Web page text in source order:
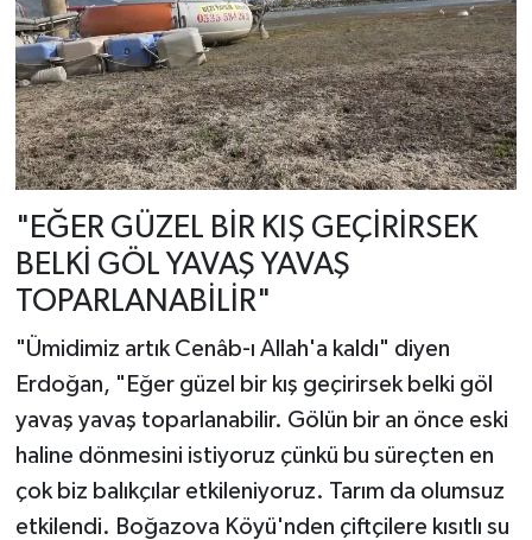
"EĞER GÜZEL BİR KIŞ GEÇİRİRSEK
BELKİ GÖL YAVAŞ YAVAŞ
TOPARLANABİLİR"
"Ümidimiz artık Cenâb-ı Allah'a kaldı" diyen
Erdoğan, "Eğer güzel bir kış geçirirsek belki göl
yavaş yavaş toparlanabilir. Gölün bir an önce eski
haline dönmesini istiyoruz çünkü bu süreçten en
çok biz balıkçılar etkileniyoruz. Tarım da olumsuz
etkilendi. Boğazova Köyü'nden çiftçilere kısıtlı su